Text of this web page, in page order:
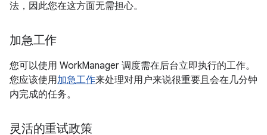
法，因此您在这方面无需担心。
加急工作
您可以使用 WorkManager 调度需在后台立即执行的工作。
您应该使用加急工作来处理对用户来说很重要且会在几分钟
内完成的任务。
灵活的重试政策